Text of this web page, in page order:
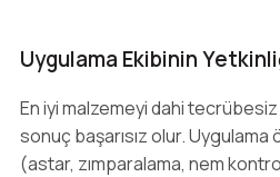
Uygulama Ekibinin
En iyi malzemeyi dahi tecrübesiz
sonuç başarısız olur. Uygulama
(astar, zımparalama, nem